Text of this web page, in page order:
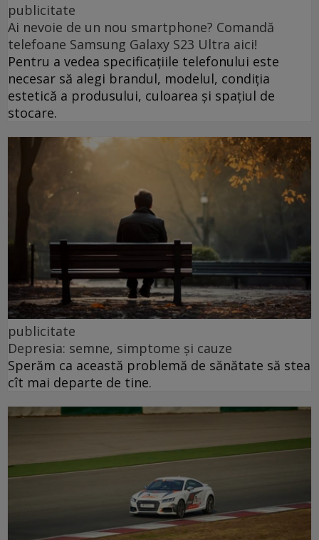
publicitate
Ai nevoie de un nou smartphone? Comandă
telefoane Samsung Galaxy S23 Ultra aici!
Pentru a vedea specificațiile telefonului este
necesar să alegi brandul, modelul, condiția
estetică a produsului, culoarea și spațiul de
stocare.
publicitate
Depresia: semne, simptome și cauze
Sperăm ca această problemă de sănătate să stea
cît mai departe de tine.